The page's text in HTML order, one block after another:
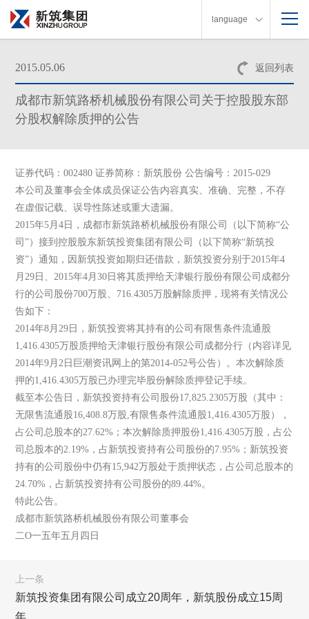
language
返回列表
2015.05.06
成都市新筑路桥机械股份有限公司关于控股股东部
分股权解除质押的公告
证券代码：002480 证券简称：新筑股份 公告编号：2015-029
本公司及董事会全体成员保证公告内容真实、准确、完整，不存
在虚假记载、误导性陈述或重大遗漏。
2015年5月4日，成都市新筑路桥机械股份有限公司（以下简称“公
司”）接到控股股东新筑投资集团有限公司（以下简称“新筑投
资”）通知，因新筑投资如期归还借款，新筑投资分别于2015年4
月29日、2015年4月30日将其质押给天津银行股份有限公司成都分
行的公司股份700万股、716.4305万股解除质押，现将有关情况公
告如下：
2014年8月29日，新筑投资将其持有的公司有限售条件流通股
1,416.4305万股质押给天津银行股份有限公司成都分行（内容详见
2014年9月2日巨潮资讯网上的第2014-052号公告）。本次解除质
押的1,416.4305万股已办理完毕股份解除质押登记手续。
截至本公告日，新筑投资持有公司股份17,825.2305万股（其中：
无限售流通股16,408.8万股,有限售条件流通股1,416.4305万股），
占公司总股本的27.62%；本次解除质押股份1,416.4305万股，占公
司总股本的2.19%，占新筑投资持有公司股份的7.95%；新筑投资
持有的公司股份中仍有15,942万股处于质押状态，占公司总股本的
24.70%，占新筑投资持有公司股份的89.44%。
特此公告。
成都市新筑路桥机械股份有限公司董事会
二O一五年五月四日
上一条
新筑投资集团有限公司成立20周年，新筑股份成立15周
年